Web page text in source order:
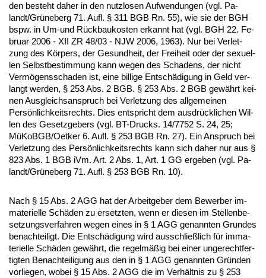
den be­steht da­her in den nutz­lo­sen Auf­wen­dun­gen (vgl. Pa­
landt/Grüne­berg 71. Aufl. § 311 BGB Rn. 55), wie sie der BGH
bspw. in Um-und Rück­bau­kos­ten er­kannt hat (vgl. BGH 22. Fe­
bru­ar 2006 - XII ZR 48/03 - NJW 2006, 1963). Nur bei Ver­let­
zung des Körpers, der Ge­sund­heit, der Frei­heit oder der se­xu­el­
len Selbst­be­stim­mung kann we­gen des Scha­dens, der nicht
Vermögens­scha­den ist, ei­ne bil­li­ge Entschädi­gung in Geld ver­
langt wer­den, § 253 Abs. 2 BGB. § 253 Abs. 2 BGB gewährt kei­
nen Aus­gleichs­an­spruch bei Ver­let­zung des all­ge­mei­nen
Persönlich­keits­rechts. Dies ent­spricht dem aus­drück­li­chen Wil­
len des Ge­setz­ge­bers (vgl. BT-Drucks. 14/7752 S. 24, 25;
MüKoBGB/Oet­ker 6. Aufl. § 253 BGB Rn. 27). Ein An­spruch bei
Ver­let­zung des Persönlich­keits­rechts kann sich da­her nur aus §
823 Abs. 1 BGB iVm. Art. 2 Abs. 1, Art. 1 GG er­ge­ben (vgl. Pa­
landt/Grüne­berg 71. Aufl. § 253 BGB Rn. 10).
Nach § 15 Abs. 2 AGG hat der Ar­beit­ge­ber dem Be­wer­ber im­
ma­te­ri­el­le Schäden zu er­setz­ten, wenn er die­sen im Stel­len­be­
set­zungs­ver­fah­ren we­gen ei­nes in § 1 AGG ge­nann­ten Grun­des
be­nach­tei­ligt. Die Entschädi­gung wird aus­sch­ließlich für im­ma­
te­ri­el­le Schäden gewährt, die re­gelmäßig bei ei­ner un­ge­recht­fer­
tig­ten Be­nach­tei­li­gung aus den in § 1 AGG ge­nann­ten Gründen
vor­lie­gen, wo­bei § 15 Abs. 2 AGG die im Verhält­nis zu § 253